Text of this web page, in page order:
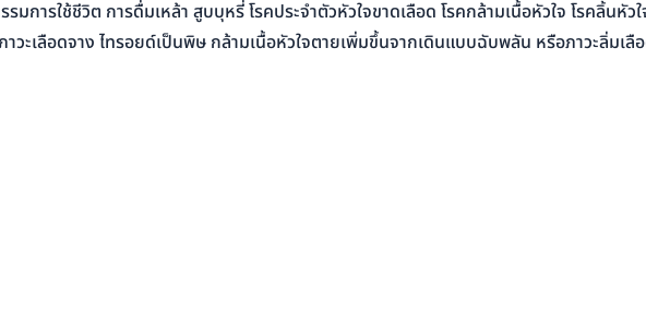
การใช้ชีวิต การดื่มเหล้า สูบบุหรี่ โรคประจำตัวหัวใจขาดเลือด โรคกล้ามเนื้อหัวใจ โรคลิ้นหั
วะเลือดจาง ไทรอยด์เป็นพิษ กล้ามเนื้อหัวใจตายเพิ่มขึ้นจากเดินแบบฉับพลัน หรือภาวะลิ่มเลื